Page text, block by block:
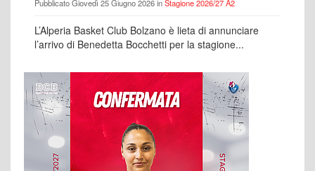
Pubblicato Giovedì 25 Giugno 2026 inStagione 2026/27 A2
L’Alperia Basket Club Bolzano è lieta di annunciare
l’arrivo di Benedetta Bocchetti per la stagione...